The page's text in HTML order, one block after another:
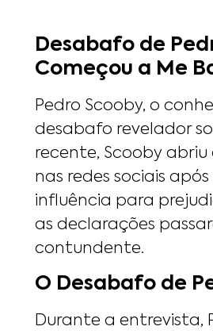
Desabafo de
Começou a Me
Pedro Scooby, o
desabafo revelador
recente, Scooby
nas redes sociais
influência para
as declarações
contundente.
O Desabafo de
Durante a entrevista,